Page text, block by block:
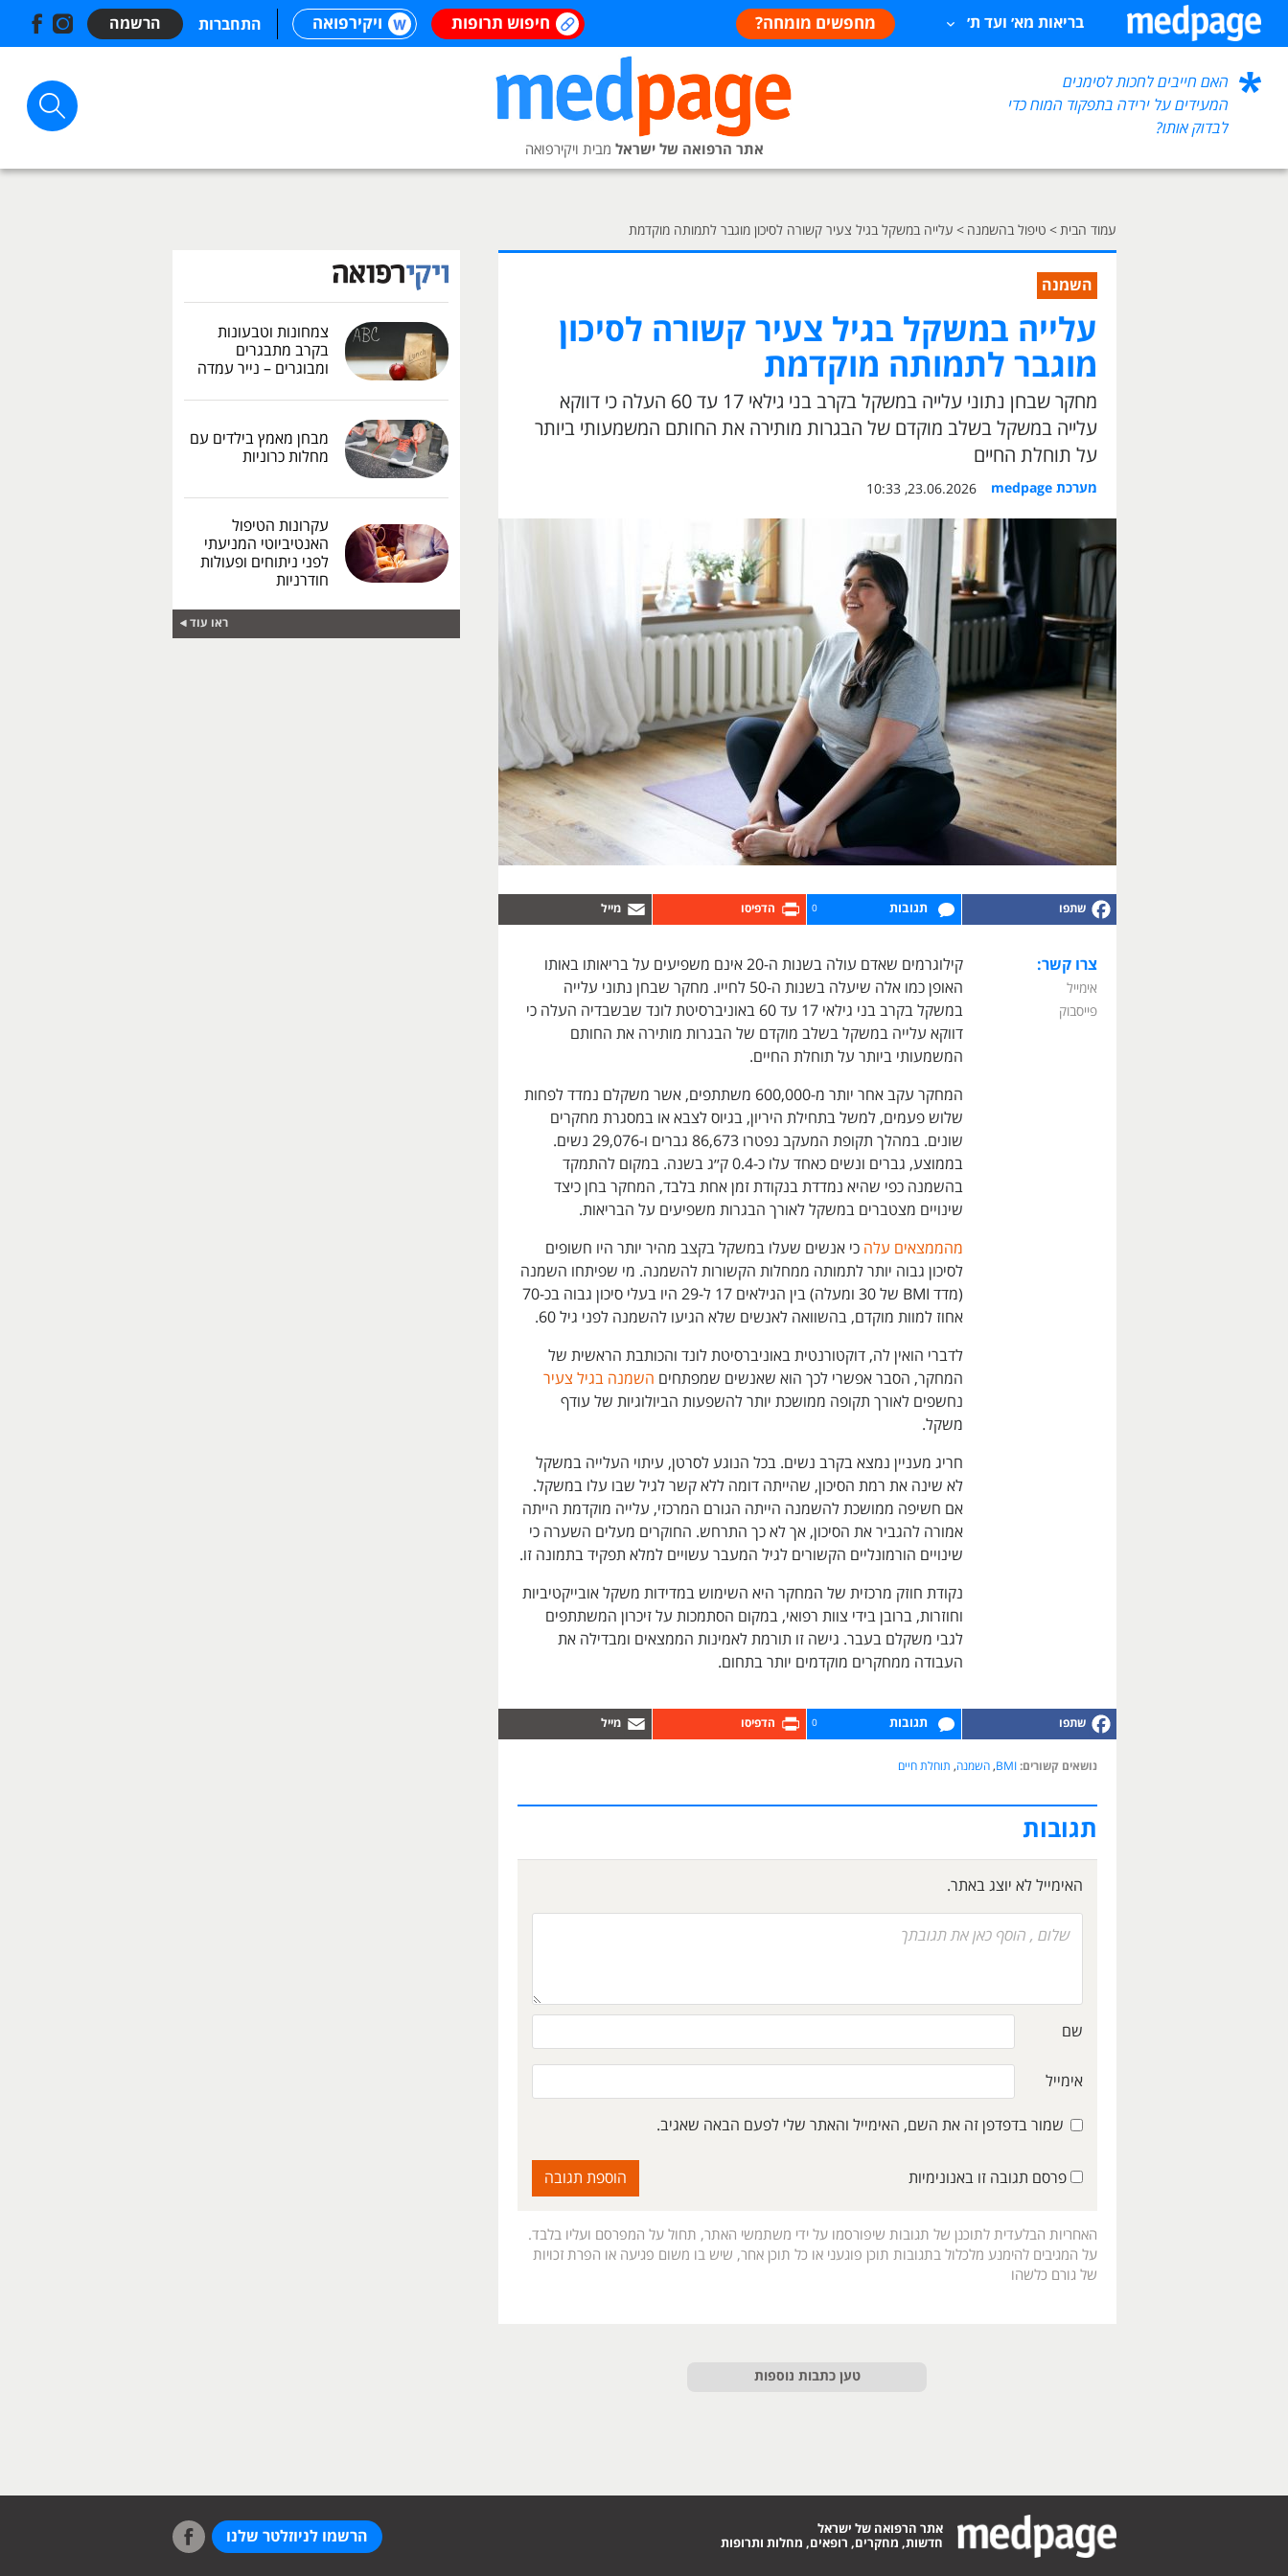
בריאות מא׳ ועד ת׳ מחפשים מומחה? חיפוש תרופות ויקירפואה התחברות הרשמה
האם חייבים לחכות לסימנים
המעידים על ירידה בתפקוד המוח כדי
לבדוק אותו?
אתר הרפואה של ישראל מבית ויקירפואה
עמוד הבית > טיפול בהשמנה > עלייה במשקל בגיל צעיר קשורה לסיכון מוגבר לתמותה מוקדמת
השמנה
עלייה במשקל בגיל צעיר קשורה לסיכון
מוגבר לתמותה מוקדמת
מחקר שבחן נתוני עלייה במשקל בקרב בני גילאי 17 עד 60 העלה כי דווקא
עלייה במשקל בשלב מוקדם של הבגרות מותירה את החותם המשמעותי ביותר
על תוחלת החיים
מערכת medpage 23.06.2026, 10:33
תגובות 0
צרו קשר:
אימייל
פייסבוק
קילוגרמים שאדם עולה בשנות ה-20 אינם משפיעים על בריאותו באותו
האופן כמו אלה שיעלה בשנות ה-50 לחייו. מחקר שבחן נתוני עלייה
במשקל בקרב בני גילאי 17 עד 60 באוניברסיטת לונד שבשבדיה העלה כי
דווקא עלייה במשקל בשלב מוקדם של הבגרות מותירה את החותם
המשמעותי ביותר על תוחלת החיים.
המחקר עקב אחר יותר מ-600,000 משתתפים, אשר משקלם נמדד לפחות
שלוש פעמים, למשל בתחילת היריון, בגיוס לצבא או במסגרת מחקרים
שונים. במהלך תקופת המעקב נפטרו 86,673 גברים ו-29,076 נשים.
בממוצע, גברים ונשים כאחד עלו כ-0.4 ק׳׳ג בשנה. במקום להתמקד
בהשמנה כפי שהיא נמדדת בנקודת זמן אחת בלבד, המחקר בחן כיצד
שינויים מצטברים במשקל לאורך הבגרות משפיעים על הבריאות.
מהממצאים עלה כי אנשים שעלו במשקל בקצב מהיר יותר היו חשופים
לסיכון גבוה יותר לתמותה ממחלות הקשורות להשמנה. מי שפיתחו השמנה
(מדד BMI של 30 ומעלה) בין הגילאים 17 ל-29 היו בעלי סיכון גבוה בכ-70
אחוז למוות מוקדם, בהשוואה לאנשים שלא הגיעו להשמנה לפני גיל 60.
לדברי הואין לה, דוקטורנטית באוניברסיטת לונד והכותבת הראשית של
המחקר, הסבר אפשרי לכך הוא שאנשים שמפתחים השמנה בגיל צעיר
נחשפים לאורך תקופה ממושכת יותר להשפעות הביולוגיות של עודף
משקל.
חריג מעניין נמצא בקרב נשים. בכל הנוגע לסרטן, עיתוי העלייה במשקל
לא שינה את רמת הסיכון, שהייתה דומה ללא קשר לגיל שבו עלו במשקל.
אם חשיפה ממושכת להשמנה הייתה הגורם המרכזי, עלייה מוקדמת הייתה
אמורה להגביר את הסיכון, אך לא כך התרחש. החוקרים מעלים השערה כי
שינויים הורמונליים הקשורים לגיל המעבר עשויים למלא תפקיד בתמונה זו.
נקודת חוזק מרכזית של המחקר היא השימוש במדידות משקל אובייקטיביות
וחוזרות, ברובן בידי צוות רפואי, במקום הסתמכות על זיכרון המשתתפים
לגבי משקלם בעבר. גישה זו תורמת לאמינות הממצאים ומבדילה את
העבודה ממחקרים מוקדמים יותר בתחום.
תגובות 0
נושאים קשורים: BMI
,השמנה, תוחלת חיים
תגובות
האימייל לא יוצג באתר.
שם
אימייל
שמור בדפדפן זה את השם, האימייל והאתר שלי לפעם הבאה שאגיב.
פרסם תגובה זו באנונימיות
האחריות הבלעדית לתוכנן של תגובות שיפורסמו על ידי משתמשי האתר, תחול על המפרסם ועליו בלבד.
על המגיבים להימנע מלכלול בתגובות תוכן פוגעני או כל תוכן אחר, שיש בו משום פגיעה או הפרת זכויות
של גורם כלשהו
טען כתבות נוספות
צמחונות וטבעונות
בקרב מתבגרים
ומבוגרים – נייר עמדה
מבחן מאמץ בילדים עם
מחלות כרוניות
עקרונות הטיפול
האנטיביוטי המניעתי
לפני ניתוחים ופעולות
חודרניות
ראו עוד
אתר הרפואה של ישראל
חדשות, מחקרים, רופאים, מחלות ותרופות
הרשמו לניוזלטר שלנו